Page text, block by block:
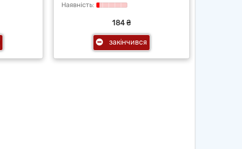
184 ₴
закінчився